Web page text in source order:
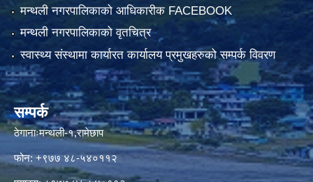
मन्थली नगरपालिकाको आधिकारीक FACEBOOK
मन्थली नगरपालिकाको वृतचित्र
स्वास्थ्य संस्थामा कार्यारत कार्यालय प्रमुखहरुको सम्पर्क विवरण
सम्पर्क
ठेगानाःमन्थली-१,रामेछाप
फोन: +९७७ ४८-५४०११२